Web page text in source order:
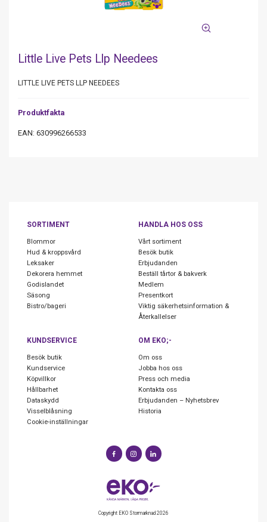
Little Live Pets Llp Needees
LITTLE LIVE PETS LLP NEEDEES
Produktfakta
EAN: 630996266533
SORTIMENT
Blommor
Hud & kroppsvård
Leksaker
Dekorera hemmet
Godislandet
Säsong
Bistro/bageri
HANDLA HOS OSS
Vårt sortiment
Besök butik
Erbjudanden
Beställ tårtor & bakverk
Medlem
Presentkort
Viktig säkerhetsinformation &
Återkallelser
KUNDSERVICE
Besök butik
Kundservice
Köpvillkor
Hållbarhet
Dataskydd
Visselblåsning
Cookie-inställningar
OM EKO;-
Om oss
Jobba hos oss
Press och media
Kontakta oss
Erbjudanden – Nyhetsbrev
Historia
Copyright EKO Stormarknad 2026